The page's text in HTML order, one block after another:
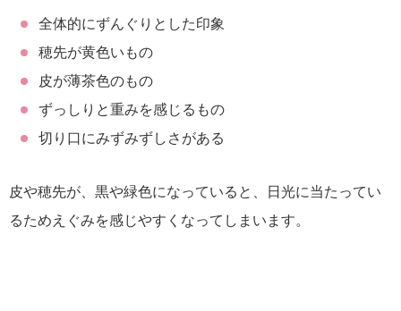
全体的にずんぐりとした印象
穂先が黄色いもの
皮が薄茶色のもの
ずっしりと重みを感じるもの
切り口にみずみずしさがある
皮や穂先が、黒や緑色になっていると、日光に当たってい
るためえぐみを感じやすくなってしまいます。